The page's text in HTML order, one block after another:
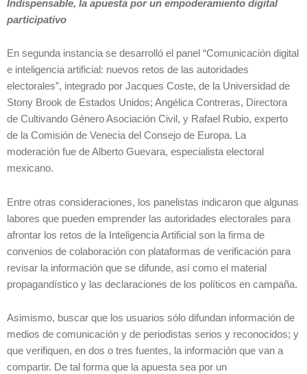
Indispensable, la apuesta por un empoderamiento digital
participativo
En segunda instancia se desarrolló el panel “Comunicación digital
e inteligencia artificial: nuevos retos de las autoridades
electorales”, integrado por Jacques Coste, de la Universidad de
Stony Brook de Estados Unidos; Angélica Contreras, Directora
de Cultivando Género Asociación Civil, y Rafael Rubio, experto
de la Comisión de Venecia del Consejo de Europa. La
moderación fue de Alberto Guevara, especialista electoral
mexicano.
Entre otras consideraciones, los panelistas indicaron que algunas
labores que pueden emprender las autoridades electorales para
afrontar los retos de la Inteligencia Artificial son la firma de
convenios de colaboración con plataformas de verificación para
revisar la información que se difunde, así como el material
propagandístico y las declaraciones de los políticos en campaña.
Asimismo, buscar que los usuarios sólo difundan información de
medios de comunicación y de periodistas serios y reconocidos; y
que verifiquen, en dos o tres fuentes, la información que van a
compartir. De tal forma que la apuesta sea por un